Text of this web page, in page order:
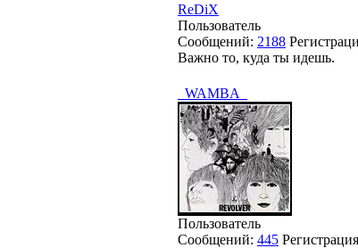
ReDiX
Пользователь
Сообщений: 2188
Важно то, куда ты идешь.
_WAMBA_
Пользователь
Сообщений: 445